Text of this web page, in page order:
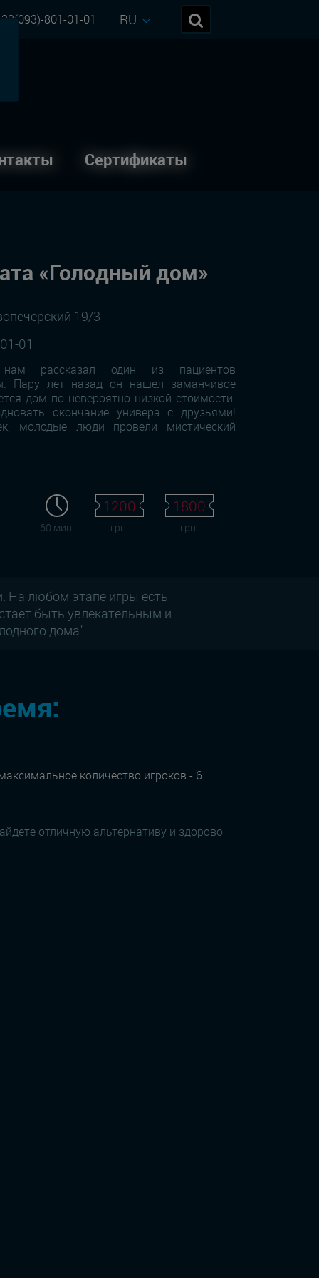
801-01-01 RU
Сертификаты
«Голодный дом»
19/3
01
рассказал один из пациентов
Пару лет назад он нашел заманчивое
дом по невероятно низкой стоимости.
окончание универа с друзьями!
молодые люди провели мистический
60 мин.
1200
грн.
1800
грн.
На любом этапе игры есть
быть увлекательным и
дома".
количество игроков - 6.
отличную альтернативу и здорово